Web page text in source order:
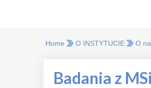
Home O INSTYTUCIE O
Badania z